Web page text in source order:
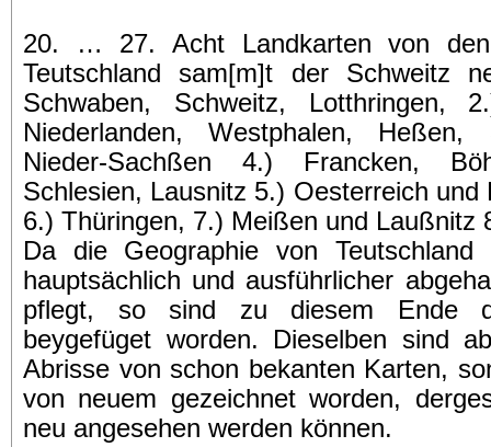
20. … 27. Acht Landkarten von
Teutschland sam[m]t der Schweitz
Schwaben, Schweitz, Lotthringen,
Niederlanden, Westphalen,
Nieder-Sachßen 4.) Francken,
Schlesien, Lausnitz 5.) Oesterreich und
6.) Thüringen, 7.) Meißen und Laußnitz
Da die Geographie von
hauptsächlich und ausführlicher
pflegt, so sind zu diesem Ende
beygefüget worden. Dieselben sind
Abrisse von schon bekanten Karten,
von neuem gezeichnet worden,
neu angesehen werden können.